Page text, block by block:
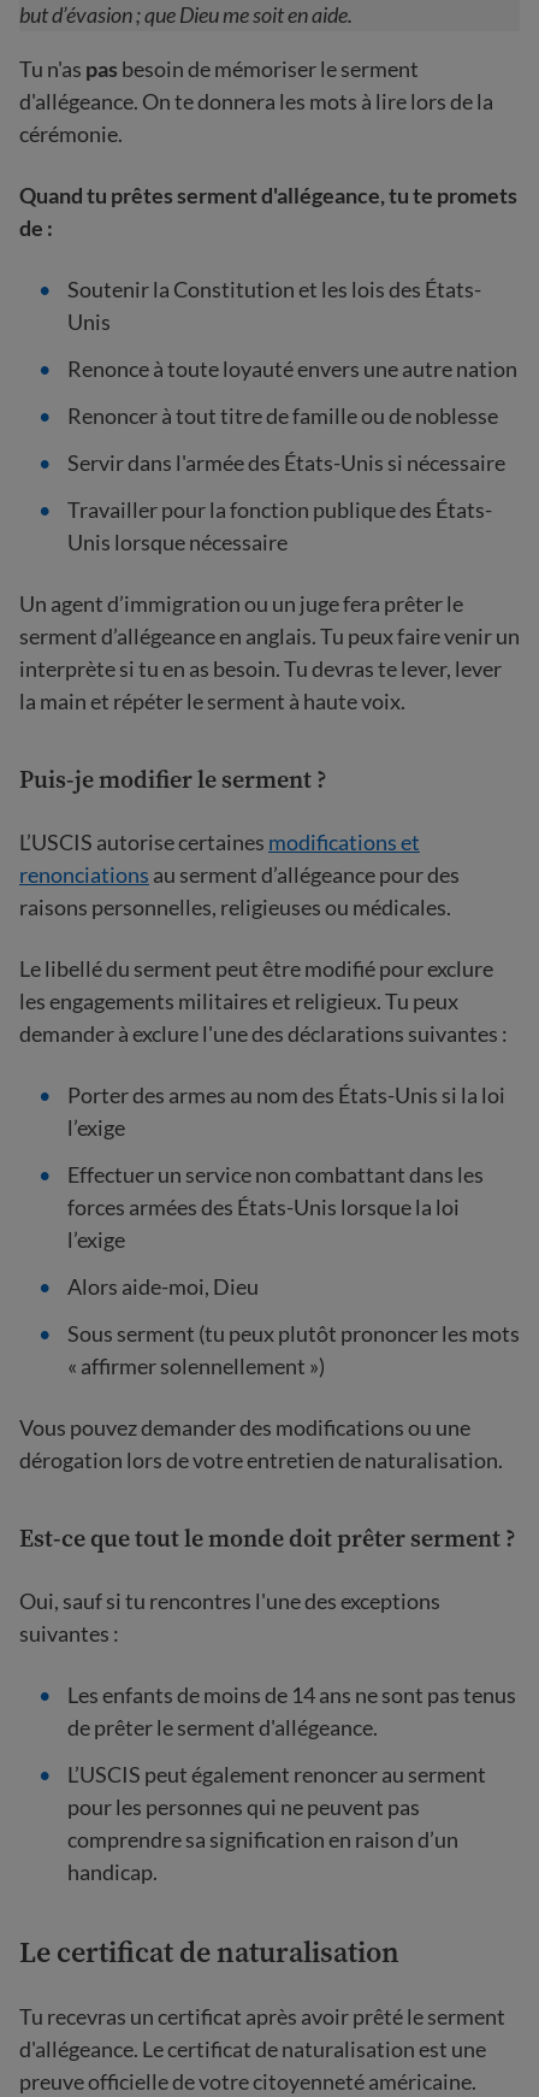
but d’évasion ; que Dieu me soit en aide.
Tu n'as pas besoin de mémoriser le serment
d'allégeance. On te donnera les mots à lire lors de la
cérémonie.
Quand tu prêtes serment d'allégeance, tu te promets
de :
Soutenir la Constitution et les lois des États-
Unis
Renonce à toute loyauté envers une autre nation
Renoncer à tout titre de famille ou de noblesse
Servir dans l'armée des États-Unis si nécessaire
Travailler pour la fonction publique des États-
Unis lorsque nécessaire
Un agent d’immigration ou un juge fera prêter le
serment d’allégeance en anglais. Tu peux faire venir un
interprète si tu en as besoin. Tu devras te lever, lever
la main et répéter le serment à haute voix.
Puis-je modifier le serment ?
L’USCIS autorise certaines modifications et
renonciations au serment d’allégeance pour des
raisons personnelles, religieuses ou médicales.
Le libellé du serment peut être modifié pour exclure
les engagements militaires et religieux. Tu peux
demander à exclure l'une des déclarations suivantes :
Porter des armes au nom des États-Unis si la loi
l’exige
Effectuer un service non combattant dans les
forces armées des États-Unis lorsque la loi
l’exige
Alors aide-moi, Dieu
Sous serment (tu peux plutôt prononcer les mots
« affirmer solennellement »)
Vous pouvez demander des modifications ou une
dérogation lors de votre entretien de naturalisation.
Est-ce que tout le monde doit prêter serment ?
Oui, sauf si tu rencontres l'une des exceptions
suivantes :
Les enfants de moins de 14 ans ne sont pas tenus
de prêter le serment d'allégeance.
L’USCIS peut également renoncer au serment
pour les personnes qui ne peuvent pas
comprendre sa signification en raison d’un
handicap.
Le certificat de naturalisation
Tu recevras un certificat après avoir prêté le serment
d'allégeance. Le certificat de naturalisation est une
preuve officielle de votre citoyenneté américaine.